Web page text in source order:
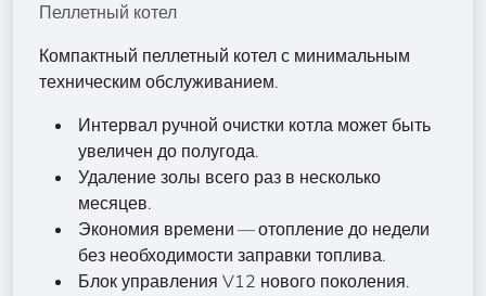
Пеллетный котел
Компактный пеллетный котел с минимальным
техническим обслуживанием.
Интервал ручной очистки котла может быть
увеличен до полугода.
Удаление золы всего раз в несколько
месяцев.
Экономия времени — отопление до недели
без необходимости заправки топлива.
Блок управления V12 нового поколения.